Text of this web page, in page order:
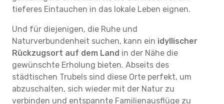
tieferes Eintauchen in das lokale Leben eignen.
Und für diejenigen, die Ruhe und
Naturverbundenheit suchen, kann ein idyllischer
Rückzugsort auf dem Land in der Nähe die
gewünschte Erholung bieten. Abseits des
städtischen Trubels sind diese Orte perfekt, um
abzuschalten, sich wieder mit der Natur zu
verbinden und entspannte Familienausflüge zu